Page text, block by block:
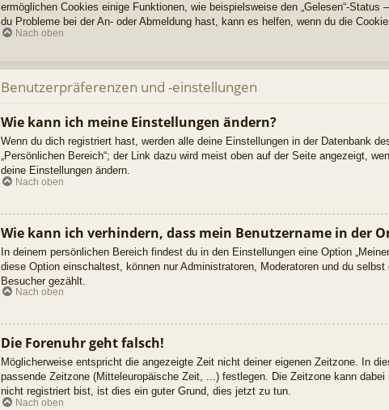
ermöglichen Cookies einige Funktionen, wie beispielsweise den „Gelesen“-
du Probleme bei der An- oder Abmeldung hast, kann es helfen, wenn du die
Nach oben
Benutzerpräferenzen und -einstellungen
Wie kann ich meine Einstellungen ändern?
Wenn du dich registriert hast, werden alle deine Einstellungen in der Datenbank
„Persönlichen Bereich“; der Link dazu wird meist oben auf der Seite angezeigt,
deine Einstellungen ändern.
Nach oben
Wie kann ich verhindern, dass mein Benutzername in der
In deinem persönlichen Bereich findest du in den Einstellungen eine Option
diese Option einschaltest, können nur Administratoren, Moderatoren und du
Besucher gezählt.
Nach oben
Die Forenuhr geht falsch!
Möglicherweise entspricht die angezeigte Zeit nicht deiner eigenen Zeitzone. In
passende Zeitzone (Mitteleuropäische Zeit, ...) festlegen. Die Zeitzone kann
nicht registriert bist, ist dies ein guter Grund, dies jetzt zu tun.
Nach oben